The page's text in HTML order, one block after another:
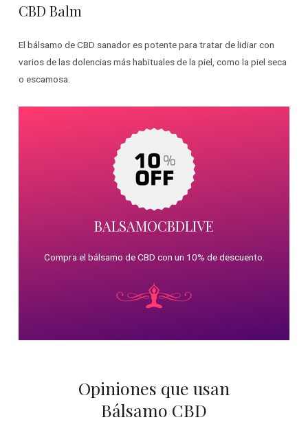
CBD Balm
El bálsamo de CBD sanador es potente para tratar de lidiar con
varios de las dolencias más habituales de la piel, como la piel seca
o escamosa.
BALSAMOCBDLIVE
Compra el bálsamo de CBD con un 10% de descuento.
Opiniones que usan
Bálsamo CBD